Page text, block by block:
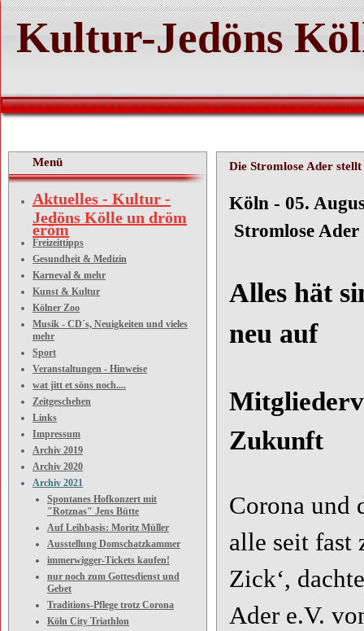
Kultur-Jedöns
Menü
Aktuelles - Kultur -
Jedöns Kölle un dröm
eröm
Freizeittipps
Gesundheit & Medizin
Karneval & mehr
Kunst & Kultur
Kölner Zoo
Musik - CD´s, Neuigkeiten und vieles
mehr
Sport
Veranstaltungen - Hinweise
wat jitt et söns noch....
Zeitgeschehen
Links
Impressum
Archiv 2019
Archiv 2020
Archiv 2021
Spontanes Hofkonzert mit
"Rotznas" Jens Bütte
Auf Leihbasis: Moritz Müller
Ausstellung Domschatzkammer
immerwigger-Tickets kaufen!
nur noch zum Gottesdienst und
Gebet
Traditions-Pflege trotz Corona
Köln City Triathlon
Die Stromlose Ader stellt
Köln -
Stromlose
Alles hät
neu auf
Zukunft
Corona und
alle seit fast
Zick‘,
Ader e.V.